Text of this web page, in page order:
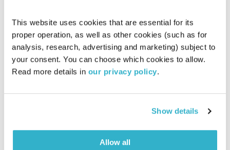
This website uses cookies that are essential for its
proper operation, as well as other cookies (such as for
analysis, research, advertising and marketing) subject to
your consent. You can choose which cookies to allow.
Read more details in our privacy policy.
Show details
Allow all
טיול שבת – 6.6.26
טיול שבת
מיכל גפן
06.06.26
01:59:19
אודיו